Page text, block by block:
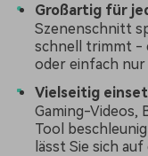
Großartig für
Szenenschnitt
schnell trimmt -
oder einfach nur
Vielseitig
Gaming-Videos,
Tool
lässt Sie sich